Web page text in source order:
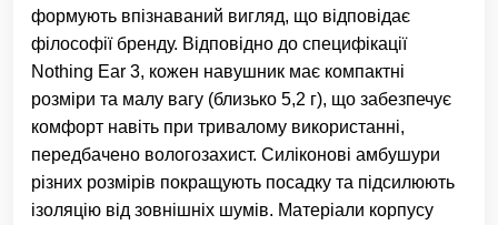
формують впізнаваний вигляд, що відповідає
філософії бренду. Відповідно до специфікації
Nothing Ear 3, кожен навушник має компактні
розміри та малу вагу (близько 5,2 г), що забезпечує
комфорт навіть при тривалому використанні,
передбачено вологозахист. Силіконові амбушури
різних розмірів покращують посадку та підсилюють
ізоляцію від зовнішніх шумів. Матеріали корпусу